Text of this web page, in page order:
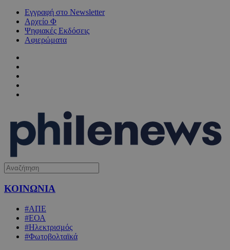
Εγγραφή στο Newsletter
Αρχείο Φ
Ψηφιακές Εκδόσεις
Αφιερώματα
ΚΟΙΝΩΝΙΑ
#ΑΠΕ
#ΕΟΑ
#Ηλεκτρισμός
#Φωτοβολταϊκά